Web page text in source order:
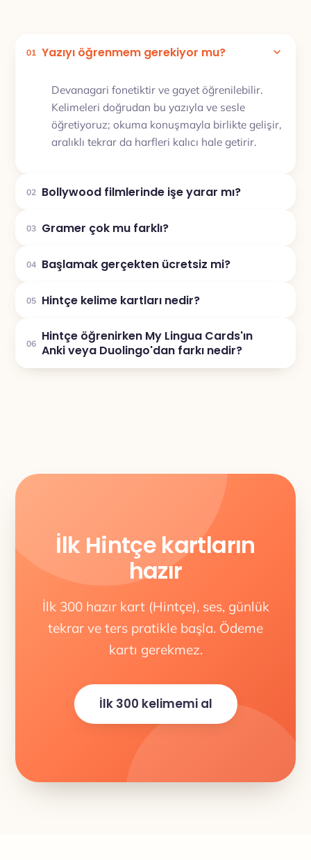
01 Yazıyı öğrenmem gerekiyor mu?
Devanagari fonetiktir ve gayet öğrenilebilir.
Kelimeleri doğrudan bu yazıyla ve sesle
öğretiyoruz; okuma konuşmayla birlikte gelişir,
aralıklı tekrar da harfleri kalıcı hale getirir.
02 Bollywood filmlerinde işe yarar mı?
03 Gramer çok mu farklı?
04 Başlamak gerçekten ücretsiz mi?
05 Hintçe kelime kartları nedir?
06 Hintçe öğrenirken My Lingua Cards'ın
Anki veya Duolingo'dan farkı nedir?
İlk Hintçe kartların
hazır
İlk 300 hazır kart (Hintçe), ses, günlük
tekrar ve ters pratikle başla. Ödeme
kartı gerekmez.
İlk 300 kelimemi al